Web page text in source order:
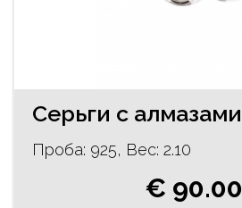
Проба: 925, Bес: 2.10
€ 90.00